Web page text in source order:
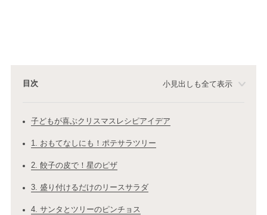
目次 小見出しも全て表示
子どもが喜ぶクリスマスレシピアイデア
1. おもてなしにも！ポテサラツリー
2. 餃子の皮で！星のピザ
3. 盛り付けるだけのリースサラダ
4. サンタとツリーのピンチョス